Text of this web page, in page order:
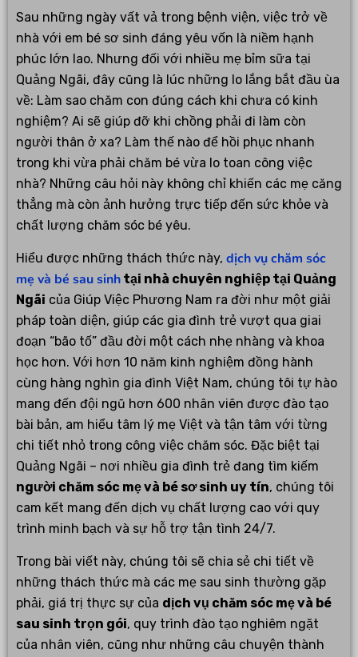
Sau những ngày vất vả trong bệnh viện, việc trở về
nhà với em bé sơ sinh đáng yêu vốn là niềm hạnh
phúc lớn lao. Nhưng đối với nhiều mẹ bỉm sữa tại
Quảng Ngãi, đây cũng là lúc những lo lắng bắt đầu ùa
về: Làm sao chăm con đúng cách khi chưa có kinh
nghiệm? Ai sẽ giúp đỡ khi chồng phải đi làm còn
người thân ở xa? Làm thế nào để hồi phục nhanh
trong khi vừa phải chăm bé vừa lo toan công việc
nhà? Những câu hỏi này không chỉ khiến các mẹ căng
thẳng mà còn ảnh hưởng trực tiếp đến sức khỏe và
chất lượng chăm sóc bé yêu.
Hiểu được những thách thức này, dịch vụ chăm sóc
mẹ và bé sau sinh tại nhà chuyên nghiệp tại Quảng
Ngãi của Giúp Việc Phương Nam ra đời như một giải
pháp toàn diện, giúp các gia đình trẻ vượt qua giai
đoạn “bão tố” đầu đời một cách nhẹ nhàng và khoa
học hơn. Với hơn 10 năm kinh nghiệm đồng hành
cùng hàng nghìn gia đình Việt Nam, chúng tôi tự hào
mang đến đội ngũ hơn 600 nhân viên được đào tạo
bài bản, am hiểu tâm lý mẹ Việt và tận tâm với từng
chi tiết nhỏ trong công việc chăm sóc. Đặc biệt tại
Quảng Ngãi – nơi nhiều gia đình trẻ đang tìm kiếm
người chăm sóc mẹ và bé sơ sinh uy tín, chúng tôi
cam kết mang đến dịch vụ chất lượng cao với quy
trình minh bạch và sự hỗ trợ tận tình 24/7.
Trong bài viết này, chúng tôi sẽ chia sẻ chi tiết về
những thách thức mà các mẹ sau sinh thường gặp
phải, giá trị thực sự của dịch vụ chăm sóc mẹ và bé
sau sinh trọn gói, quy trình đào tạo nghiêm ngặt
của nhân viên, cũng như những câu chuyện thành